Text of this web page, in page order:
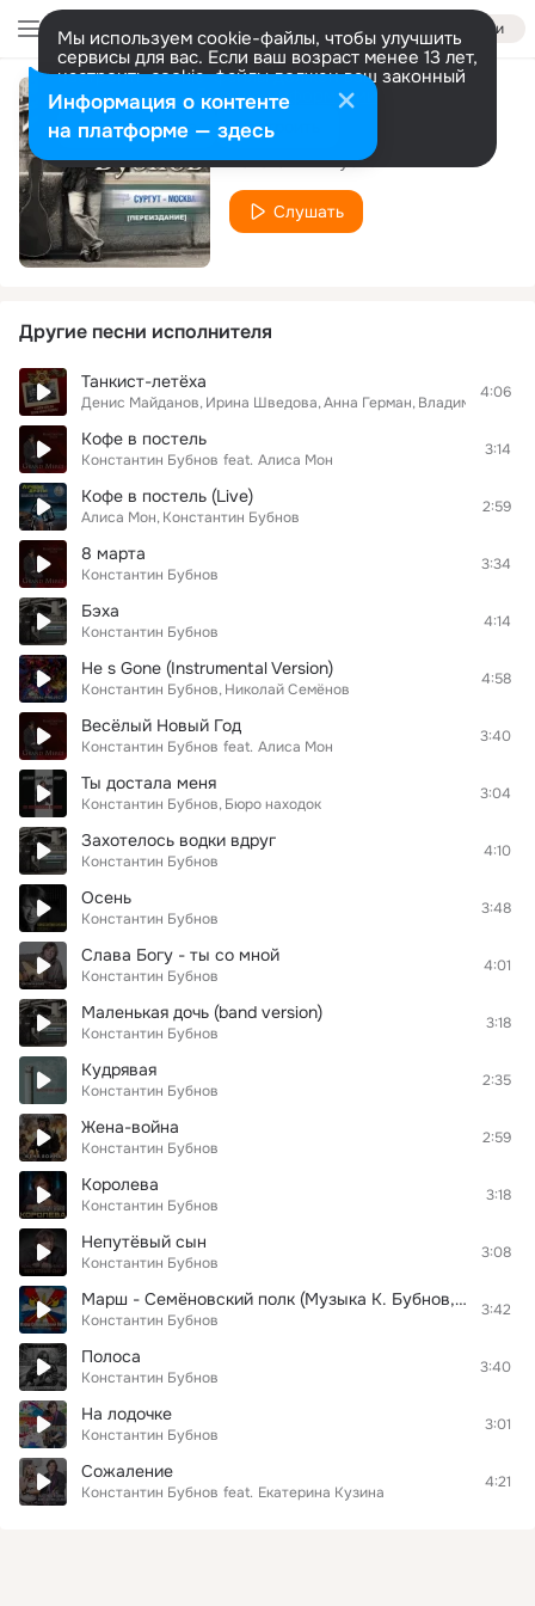
Войти
Мы используем cookie-файлы, чтобы улучшить
сервисы для вас. Если ваш возраст менее 13 лет,
настроить cookie-файлы должен ваш законный
представитель. Больше информации
Разрешить все Настроить
Женщина-Мечта
Константин Бубнов
Слушать
Другие песни исполнителя
Танкист-летёха
Денис Майданов Ирина Шведова Анна Герман Владимир
4:06
Кофе в постель
Константин Бубнов feat. Алиса Мон
3:14
Кофе в постель (Live)
Алиса Мон Константин Бубнов
2:59
8 марта
Константин Бубнов
3:34
Бэха
Константин Бубнов
4:14
He s Gone (Instrumental Version)
Константин Бубнов Николай Семёнов
4:58
Весёлый Новый Год
Константин Бубнов feat. Алиса Мон
3:40
Ты достала меня
Константин Бубнов Бюро находок
3:04
Захотелось водки вдруг
Константин Бубнов
4:10
Осень
Константин Бубнов
3:48
Слава Богу - ты со мной
Константин Бубнов
4:01
Маленькая дочь (band version)
Константин Бубнов
3:18
Кудрявая
Константин Бубнов
2:35
Жена-война
Константин Бубнов
2:59
Королева
Константин Бубнов
3:18
Непутёвый сын
Константин Бубнов
3:08
Марш - Семёновский полк (Музыка К. Бубнов, слова К. Бубнов-О. Тауберг)
Константин Бубнов
3:42
Полоса
Константин Бубнов
3:40
На лодочке
Константин Бубнов
3:01
Сожаление
Константин Бубнов feat. Екатерина Кузина
4:21
Информация о контенте
на платформе — здесь